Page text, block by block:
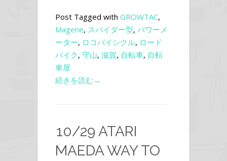
Post Tagged with GROWTAC,
Magene, スパイダー型, パワーメ
ーター, ロコバイシクル, ロード
バイク, 守山, 滋賀, 自転車, 自転
車屋
続きを読む→
10/29 ATARI
MAEDA WAY TO